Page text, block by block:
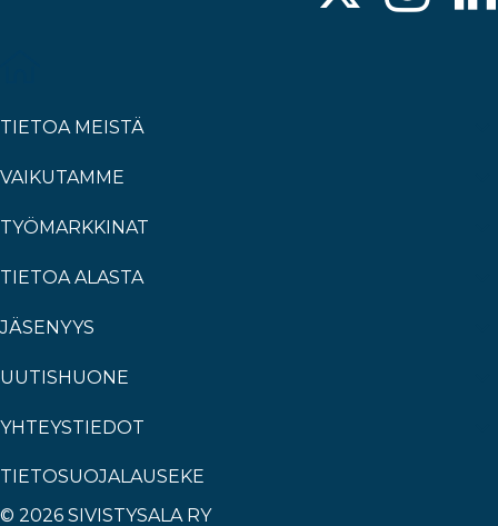
TIETOA MEISTÄ
VAIKUTAMME
TYÖMARKKINAT
TIETOA ALASTA
JÄSENYYS
UUTISHUONE
YHTEYSTIEDOT
TIETOSUOJALAUSEKE
© 2026 SIVISTYSALA RY